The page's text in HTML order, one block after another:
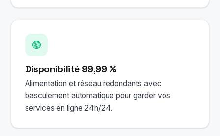
🟢
Disponibilité 99,99 %
Alimentation et réseau redondants avec
basculement automatique pour garder vos
services en ligne 24h/24.